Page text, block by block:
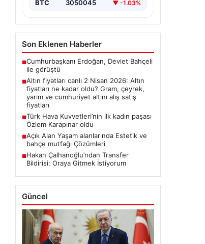
BTC 3050045 ▼ -1.03%
Son Eklenen Haberler
■Cumhurbaşkanı Erdoğan, Devlet Bahçeli
ile görüştü
■Altın fiyatları canlı 2 Nisan 2026: Altın
fiyatları ne kadar oldu? Gram, çeyrek,
yarım ve cumhuriyet altını alış satış
fiyatları
■Türk Hava Kuvvetleri’nin ilk kadın paşası
Özlem Karapınar oldu
■Açık Alan Yaşam alanlarında Estetik ve
bahçe mutfağı Çözümleri
■Hakan Çalhanoğlu’ndan Transfer
Bildirisi: Oraya Gitmek İstiyorum
Güncel